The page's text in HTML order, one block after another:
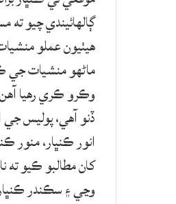
ڳالهائيندي چيو ته
هيٺيون عملو
ماڻهو منشيات جي
ڏنو آهي، پوليس
انور ڪنڀار، منور
کان مطالبو ڪيو
وڃي ۽ سڪندر